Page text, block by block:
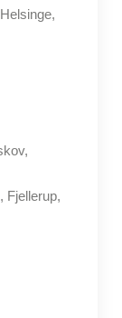
Fjellerup,